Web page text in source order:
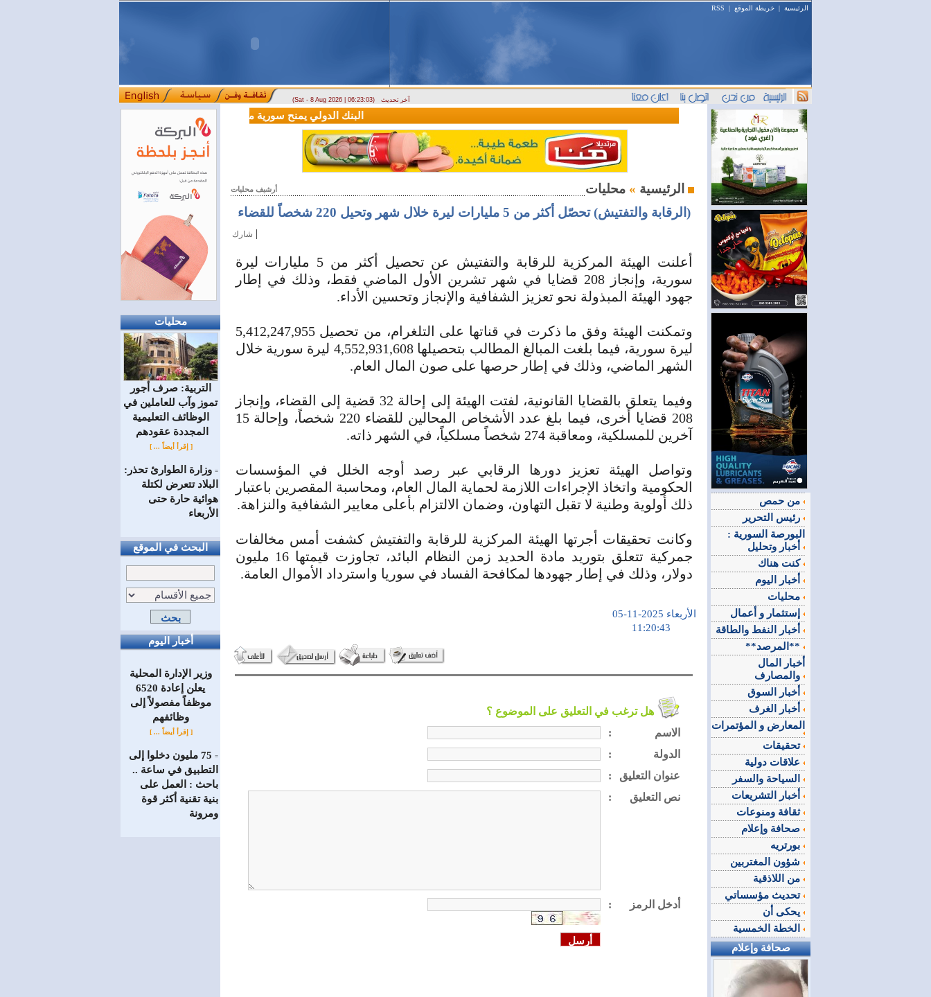
الرئيسية | خريطة الموقع |
RSS
(Sat - 8 Aug 2026 | 06:23:03) آخر تحديث
محليات
التربية: صرف أجور
تموز وآب للعاملين في
الوظائف ‏التعليمية
المجددة عقودهم ‏
[ إقرأ أيضاً ... ]
= وزارة الطوارئ تحذر:
البلاد تتعرض لكتلة
هوائية حارة حتى
الأربعاء
البحث في الموقع
أخبار اليوم
وزير الإدارة المحلية
يعلن إعادة 6520
موظفاً مفصولاً إلى
‏وظائفهم
[ إقرأ أيضاً ... ]
=
75 مليون دخلوا إلى
التطبيق في ساعة ..
باحث : العمل على
بنية تقنية أكثر قوة
ومرونة
البنك الدولي يمنح سورية منحة مالية بقيمة 100 مليون دولار لدعم إصلاحات القطاع المالي
أرشيف محليات الرئيسية »
(الرقابة والتفتيش) تحصّل أكثر من 5 مليارات ليرة خلال شهر وتحيل 220 شخصاً للقضاء
شارك |
أعلنت الهيئة المركزية للرقابة والتفتيش عن تحصيل أكثر من 5 مليارات ليرة
سورية، وإنجاز 208 قضايا في شهر تشرين الأول الماضي فقط، وذلك في إطار
جهود الهيئة المبذولة نحو تعزيز الشفافية والإنجاز وتحسين الأداء.
وتمكنت الهيئة وفق ما ذكرت في قناتها على التلغرام، من تحصيل 5,412,247,955
ليرة سورية، فيما بلغت المبالغ المطالب بتحصيلها 4,552,931,608 ليرة سورية خلال
الشهر الماضي، وذلك في إطار حرصها على صون المال العام.
وفيما يتعلق بالقضايا القانونية، لفتت الهيئة إلى إحالة 32 قضية إلى القضاء، وإنجاز
208 قضايا أخرى، فيما بلغ عدد الأشخاص المحالين للقضاء 220 شخصاً، وإحالة 15
آخرين للمسلكية، ومعاقبة 274 شخصاً مسلكياً، في الشهر ذاته.
وتواصل الهيئة تعزيز دورها الرقابي عبر رصد أوجه الخلل في المؤسسات
الحكومية واتخاذ الإجراءات اللازمة لحماية المال العام، ومحاسبة المقصرين باعتبار
ذلك أولوية وطنية لا تقبل التهاون، وضمان الالتزام بأعلى معايير الشفافية والنزاهة.
وكانت تحقيقات أجرتها الهيئة المركزية للرقابة والتفتيش كشفت أمس مخالفات
جمركية تتعلق بتوريد مادة الحديد زمن النظام البائد، تجاوزت قيمتها 16 مليون
دولار، وذلك في إطار جهودها لمكافحة الفساد في سوريا واسترداد الأموال العامة.
الأربعاء 2025-11-05
هل ترغب في التعليق على الموضوع ؟
:
الاسم
:
الدولة
:
عنوان التعليق
:
نص التعليق
: أدخل الرمز
البورصة السورية :
كنت هناك
**المرصد**
أخبار المال
المعارض و المؤتمرات
تحقيقات
ثقافة ومنوعات
تحديث مؤسساتي
صحافة وإعلام